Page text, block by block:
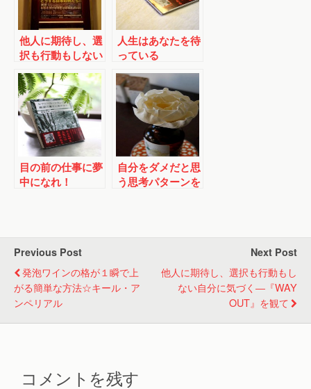
他人に期待し、選
択も行動もしない
自分に気づく
―『WAY OUT』
を観て
人生はあなたを待
っている
目の前の仕事に夢
中になれ！
自分をダメだと思
う思考パターンを
Previous Post
発泡ワインの格が１瞬で上
がる簡単な方法☆キール・ア
ンペリアル
Next Post
他人に期待し、選択も行動もし
ない自分に気づく―『WAY
OUT』を観て
コメントを残す